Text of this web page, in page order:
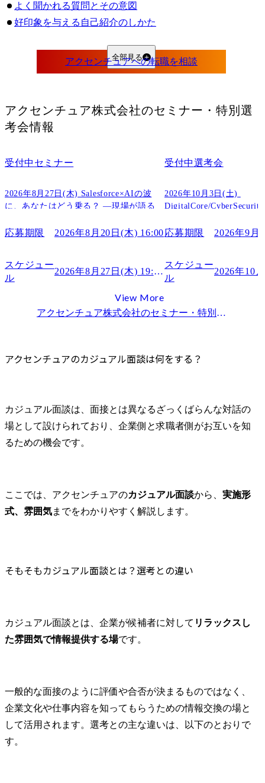
よく聞かれる質問とその意図
好印象を与える自己紹介のしかた
カジュアル面談はどこまで評価されている？
カジュアル面談＝通過確定ではない理由
【体験談】アクセンチュアのカジュアル面談でのリアルな声
落ちやすい人の特徴
こんな質問や対応はNG！落ちる人がやりがちな失敗例
企業理解が浅いとすぐに見抜かれる
一次面接への案内が来たら何を準備する？
アクセンチュアからスカウトが来たときの対応方法
ビズリーチやLinkedIn経由のスカウトの信頼性
転職を成功させたいならエージェント活用はマスト
スカウトが届いた場合、直接返信するのとエージェントを通すのはどちらがよいですか？
アクセンチュアの求人情報
まとめ
全部見る
アクセンチュア株式会社のセミナー・特別選
考会情報
受付中 セミナー
2026年8月27日(木) Salesforce×AIの波
に、あなたはどう乗る？ ―現場が語る
ャリアの作り方
応募期限 2026年8月20日(木) 16:00
スケジュー
ル
2026年8月27日(木) 19:00～
View More
受付中選考会
2026年10月3日(土)
DigitalCore/
応募期限 2026年9月
スケジュー
ル
アクセンチュア株式会社のセミナー・特別選考会情報一覧
アクセンチュアのカジュアル面談は何をする？
カジュアル面談は、面接とは異なるざっくばらんな対話の
場として設けられており、企業側と求職者側がお互いを知
るための機会です。
ここでは、アクセンチュアのカジュアル面談から、 実施形
式、雰囲気までをわかりやすく解説します。
そもそもカジュアル面談とは？選考との違い
カジュアル面談とは、企業が候補者に対して リラックスし
た雰囲気で情報提供する場です。
一般的な面接のように評価や合否が決まるものではなく、
企業文化や仕事内容を知ってもらうための情報交換の場と
して活用されます。選考との主な違いは、以下のとおりで
す。